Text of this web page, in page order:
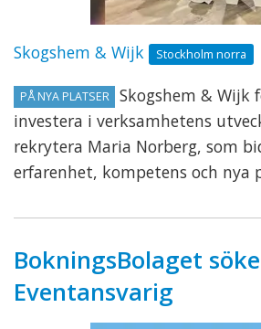
Skogshem & Wijk Stockholm norra
PÅ NYA PLATSER
Skogshem &
investera i verksamhetens
rekrytera Maria Norberg, som
erfarenhet, kompetens och nya
BokningsBolaget
Eventansvarig